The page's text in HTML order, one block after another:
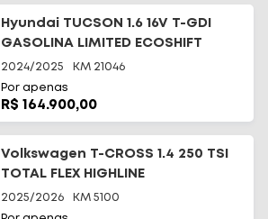
Hyundai TUCSON 1.6 16V T-GDI
GASOLINA LIMITED ECOSHIFT
2024/2025 KM 21046
Por apenas
R$ 164.900,00
Volkswagen T-CROSS 1.4 250 TSI
TOTAL FLEX HIGHLINE
AUTOMÁTICO
2025/2026 KM 5100